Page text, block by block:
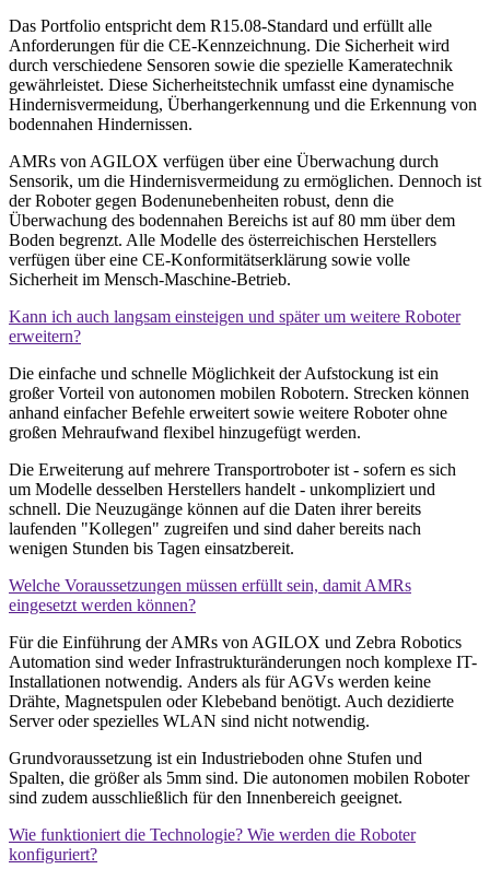
Das Portfolio entspricht dem R15.08-Standard und erfüllt alle
Anforderungen für die CE-Kennzeichnung. Die Sicherheit wird
durch verschiedene Sensoren sowie die spezielle Kameratechnik
gewährleistet. Diese Sicherheitstechnik umfasst eine dynamische
Hindernisvermeidung, Überhangerkennung und die Erkennung von
bodennahen Hindernissen.
AMRs von AGILOX verfügen über eine Überwachung durch
Sensorik, um die Hindernisvermeidung zu ermöglichen. Dennoch ist
der Roboter gegen Bodenunebenheiten robust, denn die
Überwachung des bodennahen Bereichs ist auf 80 mm über dem
Boden begrenzt. Alle Modelle des österreichischen Herstellers
verfügen über eine CE-Konformitätserklärung sowie volle
Sicherheit im Mensch-Maschine-Betrieb.
Kann ich auch langsam einsteigen und später um weitere Roboter
erweitern?
Die einfache und schnelle Möglichkeit der Aufstockung ist ein
großer Vorteil von autonomen mobilen Robotern. Strecken können
anhand einfacher Befehle erweitert sowie weitere Roboter ohne
großen Mehraufwand flexibel hinzugefügt werden.
Die Erweiterung auf mehrere Transportroboter ist - sofern es sich
um Modelle desselben Herstellers handelt - unkompliziert und
schnell. Die Neuzugänge können auf die Daten ihrer bereits
laufenden "Kollegen" zugreifen und sind daher bereits nach
wenigen Stunden bis Tagen einsatzbereit.
Welche Voraussetzungen müssen erfüllt sein, damit AMRs
eingesetzt werden können?
Für die Einführung der AMRs von AGILOX und Zebra Robotics
Automation sind weder Infrastrukturänderungen noch komplexe IT-
Installationen notwendig. Anders als für AGVs werden keine
Drähte, Magnetspulen oder Klebeband benötigt. Auch dezidierte
Server oder spezielles WLAN sind nicht notwendig.
Grundvoraussetzung ist ein Industrieboden ohne Stufen und
Spalten, die größer als 5mm sind. Die autonomen mobilen Roboter
sind zudem ausschließlich für den Innenbereich geeignet.
Wie funktioniert die Technologie? Wie werden die Roboter
konfiguriert?